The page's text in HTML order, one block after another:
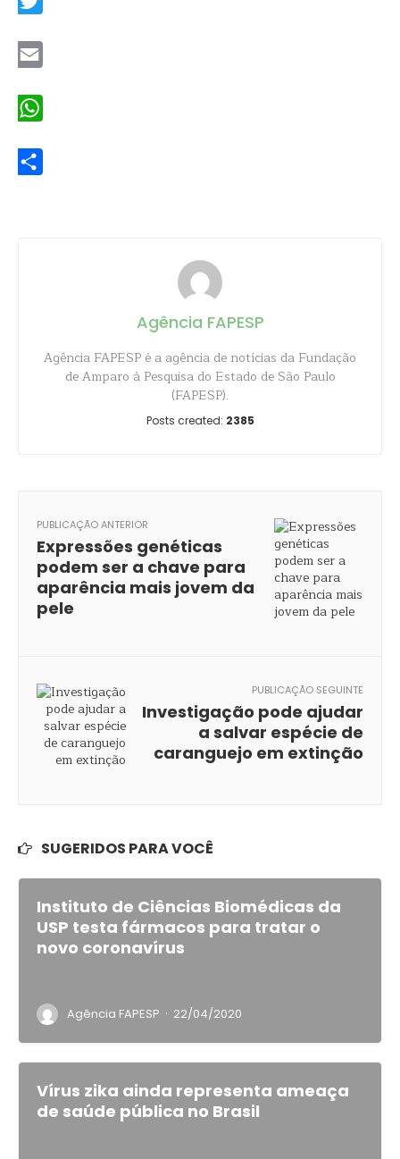
Agência FAPESP
Agência FAPESP é a agência de notícias da Fundação
de Amparo à Pesquisa do Estado de São Paulo
(FAPESP).
Posts created: 2385
PUBLICAÇÃO ANTERIOR
Expressões genéticas
podem ser a chave para
aparência mais jovem da
pele
PUBLICAÇÃO SEGUINTE
Investigação pode ajudar
a salvar espécie de
caranguejo em extinção
SUGERIDOS PARA VOCÊ
Instituto de Ciências Biomédicas da
USP testa fármacos para tratar o
novo coronavírus
Agência FAPESP · 22/04/2020
Vírus zika ainda representa ameaça
de saúde pública no Brasil